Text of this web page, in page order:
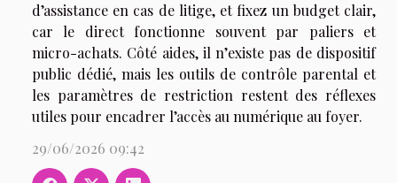
d’assistance en cas de litige, et fixez un budget clair,
car le direct fonctionne souvent par paliers et
micro-achats. Côté aides, il n’existe pas de dispositif
public dédié, mais les outils de contrôle parental et
les paramètres de restriction restent des réflexes
utiles pour encadrer l’accès au numérique au foyer.
29/06/2026 09:42